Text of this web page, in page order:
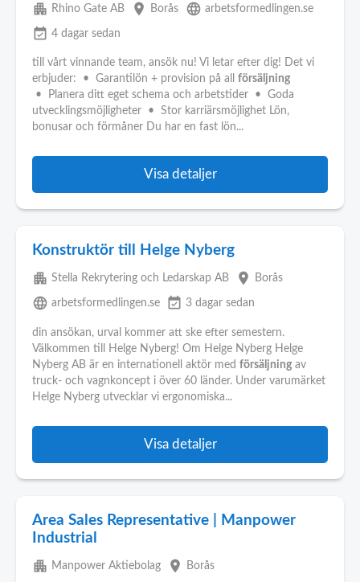
apartment Rhino Gate AB place Borås language arbetsformedlingen.se
event_available 4 dagar sedan
till vårt vinnande team, ansök nu! Vi letar efter dig! Det vi
erbjuder: • Garantilön + provision på all försäljning
• Planera ditt eget schema och arbetstider • Goda
utvecklingsmöjligheter • Stor karriärsmöjlighet Lön,
bonusar och förmåner Du har en fast lön...
Visa detaljer
Konstruktör till Helge Nyberg
apartment Stella Rekrytering och Ledarskap AB place Borås
language arbetsformedlingen.se event_available 3 dagar sedan
din ansökan, urval kommer att ske efter semestern.
Välkommen till Helge Nyberg! Om Helge Nyberg Helge
Nyberg AB är en internationell aktör med försäljning av
truck- och vagnkoncept i över 60 länder. Under varumärket
Helge Nyberg utvecklar vi ergonomiska...
Visa detaljer
Area Sales Representative | Manpower
Industrial
apartment Manpower Aktiebolag place Borås